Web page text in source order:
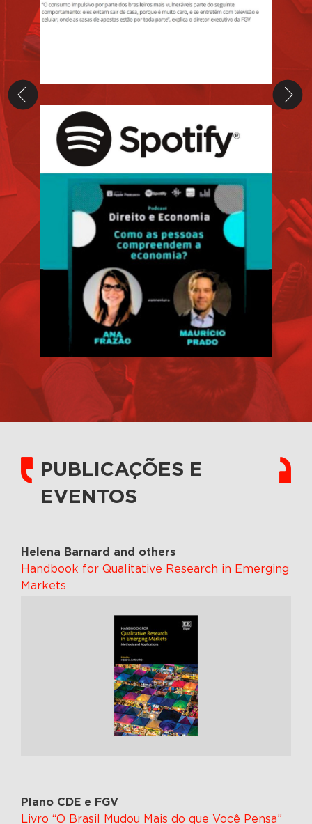
PUBLICAÇÕES E
EVENTOS
Helena Barnard and others
Handbook for Qualitative Research in Emerging
Markets
Plano CDE e FGV
Livro “O Brasil Mudou Mais do que Você Pensa”